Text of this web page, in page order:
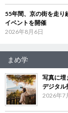
55年間、京の街を走
イベントを開催
2026年8月6日
まめ学
写真に
デジタル
2026年7